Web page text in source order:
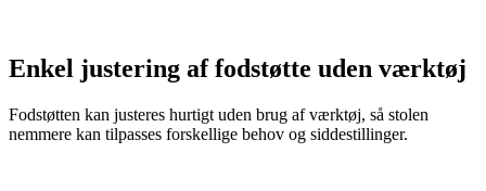
Enkel justering af fodstøtte uden værktøj
Fodstøtten kan justeres hurtigt uden brug af værktøj, så stolen
nemmere kan tilpasses forskellige behov og siddestillinger.